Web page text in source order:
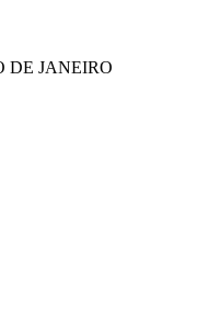
DE JANEIRO